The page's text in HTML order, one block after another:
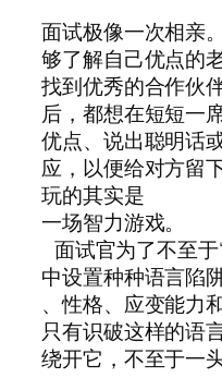
面试极像一次相亲
够了解自己优点的
找到优秀的合作伙
后，都想在短短一
优点、说出聪明话
应，以便给对方留
玩的其实是
一场智力游戏。
面试官为了不至
中设置种种语言陷
、性格、应变能力
只有识破这样的语
绕开它，不至于一